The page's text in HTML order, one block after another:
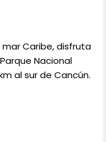
mar Caribe, disfruta
Nacional
al sur de Cancún.